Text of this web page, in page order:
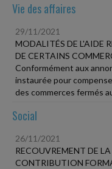
Vie des affaires
29/11/2021
MODALITÉS DE L'AIDE
DE CERTAINS
Conformément aux
instaurée pour
des commerces fermés
Social
26/11/2021
RECOUVREMENT DE
CONTRIBUTION